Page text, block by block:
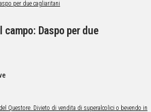
Daspo per due